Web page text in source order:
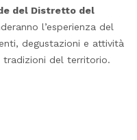
del Distretto del
l’esperienza del
degustazioni e attività
del territorio.